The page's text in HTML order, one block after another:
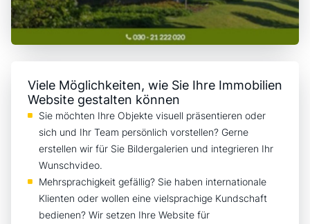
Viele Möglichkeiten, wie Sie Ihre Immobilien
Website gestalten können
Sie möchten Ihre Objekte visuell präsentieren oder
sich und Ihr Team persönlich vorstellen? Gerne
erstellen wir für Sie Bildergalerien und integrieren Ihr
Wunschvideo.
Mehrsprachigkeit gefällig? Sie haben internationale
Klienten oder wollen eine vielsprachige Kundschaft
bedienen? Wir setzen Ihre Website für